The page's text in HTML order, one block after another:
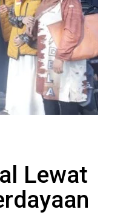
Lewat